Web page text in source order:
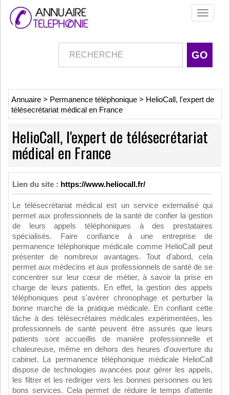
Toggle
Annuaire > Permanence téléphonique > HelioCall, l'expert de
télésecrétariat médical en France
HelioCall, l'expert de télésecrétariat
médical en France
Lien du site : https://www.heliocall.fr/
Le télésecrétariat médical est un service externalisé qui
permet aux professionnels de la santé de confier la gestion
de leurs appels téléphoniques à des prestataires
spécialisés. Faire confiance à une entreprise de
permanence téléphonique médicale comme HelioCall peut
présenter de nombreux avantages. Tout d'abord, cela
permet aux médecins et aux professionnels de santé de se
concentrer sur leur cœur de métier, à savoir la prise en
charge de leurs patients. En effet, la gestion des appels
téléphoniques peut s'avérer chronophage et perturber la
bonne marche de la pratique médicale. En confiant cette
tâche à des télésecrétaires médicales expérimentées, les
professionnels de santé peuvent être assurés que leurs
patients sont accueillis de manière professionnelle et
chaleureuse, même en dehors des heures d'ouverture du
cabinet. La permanence téléphonique médicale HelioCall
dispose de technologies avancées pour gérer les appels,
les filtrer et les rediriger vers les bonnes personnes ou les
bons services. Cela permet de réduire le temps d'attente